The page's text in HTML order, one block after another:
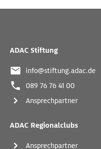
ADAC Stiftung
info@stiftung.adac.de
089 76 76 41 00
Ansprechpartner
ADAC Regionalclubs
Ansprechpartner